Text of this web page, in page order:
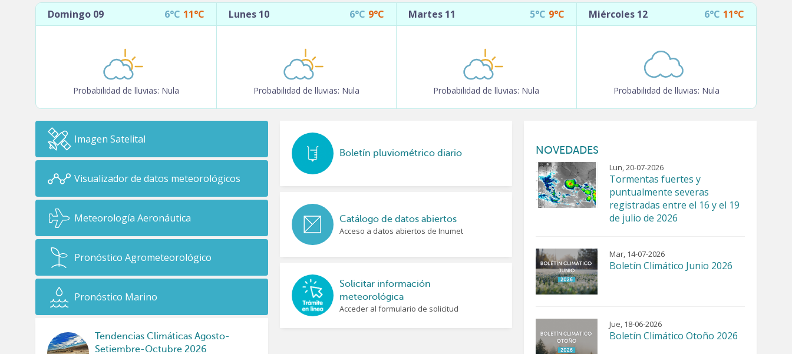
Punta del Este
Rivera - Aeropuerto Internacional Óscar
Rocha
Salto - Aeropuerto Internacional de
Nueva Hespérides
San José
Santa Teresa G4
Tacuarembó G3
Treinta y Tres
Vichadero G4
Young G3
Domingo 09 6°C 11°C
Probabilidad de lluvias: Nula
Lunes 10 6°C 9°C
Probabilidad de lluvias: Nula
Martes 11 5°C 9°C
Probabilidad de lluvias: Nula
Miércoles 12 6°C 11°C
Probabilidad de lluvias: Nula
Imagen Satelital
Visualizador de datos meteorológicos
Meteorología Aeronáutica
Pronóstico Agrometeorológico
Pronóstico Marino
Tendencias Climáticas Agosto-
Setiembre-Octubre 2026
Boletín pluviométrico diario
Catálogo de datos abiertos
Acceso a datos abiertos de Inumet
Solicitar información
meteorológica
Acceder al formulario de solicitud
NOVEDADES
Lun, 20-07-2026
Tormentas fuertes y
puntualmente severas
registradas entre el 16 y el 19
de julio de 2026
Mar, 14-07-2026
Boletín Climático Junio 2026
Jue, 18-06-2026
Boletín Climático Otoño 2026